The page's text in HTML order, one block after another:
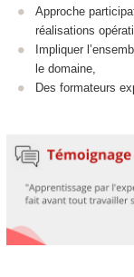
Approche
réalisations
Impliquer
le domaine,
Des formateurs